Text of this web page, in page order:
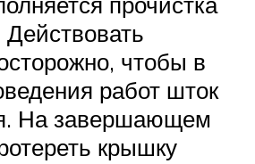
Действовать
чтобы в
работ шток
На завершающем
крышку